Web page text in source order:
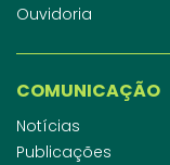
Ouvidoria
COMUNICAÇÃO
Notícias
Publicações